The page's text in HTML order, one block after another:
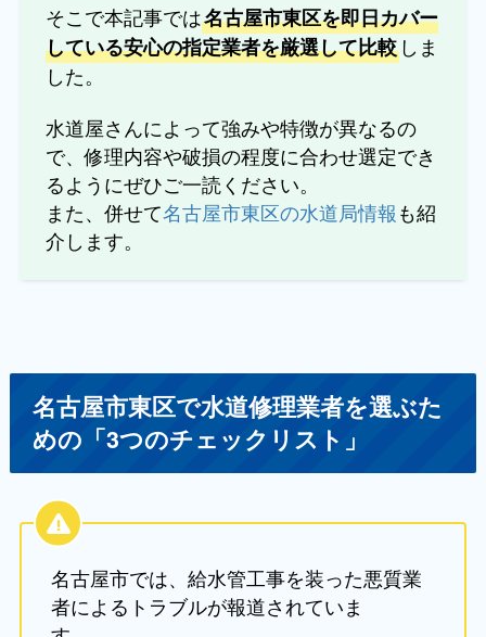
そこで本記事では名古屋市東区を即日カバー
している安心の指定業者を厳選して比較 しま
した。
水道屋さんによって強みや特徴が異なるの
で、修理内容や破損の程度に合わせ選定でき
るようにぜひご一読ください。
また、併せて名古屋市東区の水道局情報も紹
介します。
名古屋市東区で水道修理業者を選ぶた
めの「3つのチェックリスト」
名古屋市では、給水管工事を装った悪質業
者によるトラブルが報道されていま